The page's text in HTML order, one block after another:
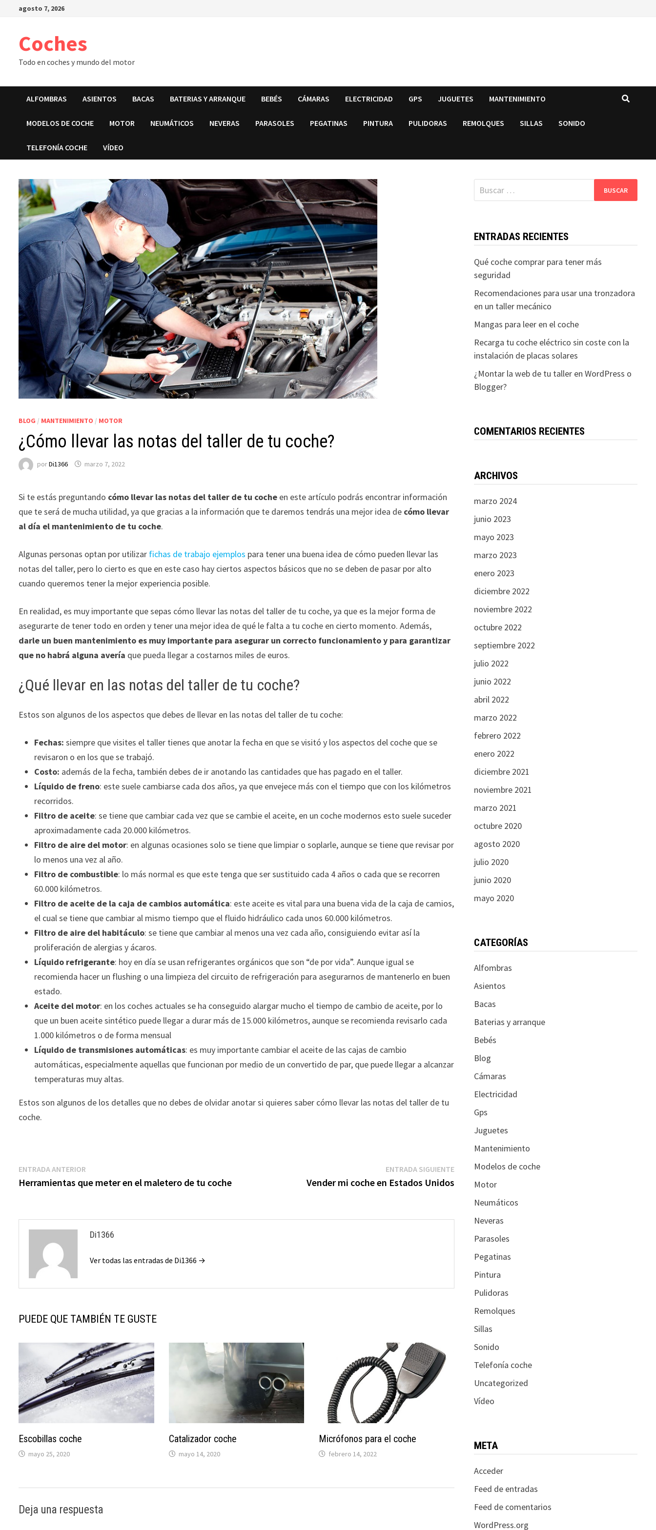
Saltaragosto 7, 2026
Coches
Todo en coches y mundo del motor
ALFOMBRAS ASIENTOS BACAS BATERIAS Y ARRANQUE BEBÉS CÁMARAS ELECTRICIDAD GPS JUGUETES MANTENIMIENTO
MODELOS DE COCHE MOTOR NEUMÁTICOS NEVERAS PARASOLES PEGATINAS PINTURA PULIDORAS REMOLQUES SILLAS SONIDO
TELEFONÍA COCHE VÍDEO
BLOG / MANTENIMIENTO / MOTOR
¿Cómo llevar las notas del taller de tu coche?
porDi1366 marzo 7, 2022
Si te estás preguntando cómo llevar las notas del taller de tu coche en este artículo podrás encontrar información
que te será de mucha utilidad, ya que gracias a la información que te daremos tendrás una mejor idea de cómo llevar
al día el mantenimiento de tu coche.
Algunas personas optan por utilizar fichas de trabajo ejemplos para tener una buena idea de cómo pueden llevar las
notas del taller, pero lo cierto es que en este caso hay ciertos aspectos básicos que no se deben de pasar por alto
cuando queremos tener la mejor experiencia posible.
En realidad, es muy importante que sepas cómo llevar las notas del taller de tu coche, ya que es la mejor forma de
asegurarte de tener todo en orden y tener una mejor idea de qué le falta a tu coche en cierto momento. Además,
darle un buen mantenimiento es muy importante para asegurar un correcto funcionamiento y para garantizar
que no habrá alguna avería que pueda llegar a costarnos miles de euros.
¿Qué llevar en las notas del taller de tu coche?
Estos son algunos de los aspectos que debes de llevar en las notas del taller de tu coche:
Fechas:siempre que visites el taller tienes que anotar la fecha en que se visitó y los aspectos del coche que se
revisaron o en los que se trabajó.
Costo: además de la fecha, también debes de ir anotando las cantidades que has pagado en el taller.
Líquido de freno: este suele cambiarse cada dos años, ya que envejece más con el tiempo que con los kilómetros
recorridos.
Filtro de aceite: se tiene que cambiar cada vez que se cambie el aceite, en un coche modernos esto suele suceder
aproximadamente cada 20.000 kilómetros.
Filtro de aire del motor: en algunas ocasiones solo se tiene que limpiar o soplarle, aunque se tiene que revisar por
lo menos una vez al año.
Filtro de combustible: lo más normal es que este tenga que ser sustituido cada 4 años o cada que se recorren
60.000 kilómetros.
Filtro de aceite de la caja de cambios automática: este aceite es vital para una buena vida de la caja de camios,
el cual se tiene que cambiar al mismo tiempo que el fluido hidráulico cada unos 60.000 kilómetros.
Filtro de aire del habitáculo: se tiene que cambiar al menos una vez cada año, consiguiendo evitar así la
proliferación de alergias y ácaros.
Líquido refrigerante: hoy en día se usan refrigerantes orgánicos que son “de por vida”. Aunque igual se
recomienda hacer un flushing o una limpieza del circuito de refrigeración para asegurarnos de mantenerlo en buen
estado.
Aceite del motor: en los coches actuales se ha conseguido alargar mucho el tiempo de cambio de aceite, por lo
que un buen aceite sintético puede llegar a durar más de 15.000 kilómetros, aunque se recomienda revisarlo cada
1.000 kilómetros o de forma mensual
Líquido de transmisiones automáticas: es muy importante cambiar el aceite de las cajas de cambio
automáticas, especialmente aquellas que funcionan por medio de un convertido de par, que puede llegar a alcanzar
temperaturas muy altas.
Estos son algunos de los detalles que no debes de olvidar anotar si quieres saber cómo llevar las notas del taller de tu
coche.
Navegación
de
ENTRADA ANTERIOR
anterior:
Herramientas que meter en el maletero de tu coche
ENTRADA SIGUIENTEEntrada
siguiente:
Vender mi coche en Estados Unidos
Di1366
Ver todas las entradas de Di1366 →
PUEDE QUE TAMBIÉN TE GUSTE
Escobillas coche
mayo 25, 2020
Catalizador coche
mayo 14, 2020
Micrófonos para el coche
febrero 14, 2022
Deja una respuesta
Buscar:
ENTRADAS RECIENTES
Qué coche comprar para tener más
seguridad
Recomendaciones para usar una tronzadora
en un taller mecánico
Mangas para leer en el coche
Recarga tu coche eléctrico sin coste con la
instalación de placas solares
¿Montar la web de tu taller en WordPress o
Blogger?
COMENTARIOS RECIENTES
ARCHIVOS
marzo 2024
junio 2023
mayo 2023
marzo 2023
enero 2023
diciembre 2022
noviembre 2022
octubre 2022
septiembre 2022
julio 2022
junio 2022
abril 2022
marzo 2022
febrero 2022
enero 2022
diciembre 2021
noviembre 2021
marzo 2021
octubre 2020
agosto 2020
julio 2020
junio 2020
mayo 2020
CATEGORÍAS
Alfombras
Asientos
Bacas
Baterias y arranque
Bebés
Blog
Cámaras
Electricidad
Gps
Juguetes
Mantenimiento
Modelos de coche
Motor
Neumáticos
Neveras
Parasoles
Pegatinas
Pintura
Pulidoras
Remolques
Sillas
Sonido
Telefonía coche
Uncategorized
Vídeo
META
Acceder
Feed de entradas
Feed de comentarios
WordPress.org